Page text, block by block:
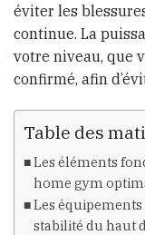
éviter les
continue. La
votre niveau, que
confirmé, afin
Table des
Les éléments
home gym
Les
stabilité du haut